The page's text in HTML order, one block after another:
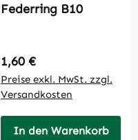
Federring B10
Regulärer Preis:
1,60 €
Preise exkl. MwSt. zzgl.
Versandkosten
In den Warenkorb